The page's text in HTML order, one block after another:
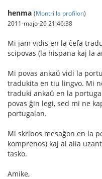
henma (Montri la profilon)
2011-majo-26 21:46:38
Mi jam vidis en la ĉefa
scipovas (la hispana kaj la
Mi povas ankaŭ vidi la
tradukita en tiu lingvo. Mi
traduki ankaŭ en la
povas ĝin legi, sed mi ne
portugalan.
Mi skribos mesaĝon en la
komprenos) kaj al alia
tasko.
Amike,